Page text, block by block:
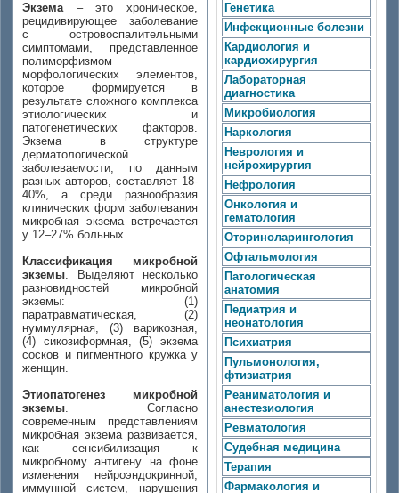
Экзема– это хроническое,
рецидивирующее заболевание
с островоспалительными
симптомами, представленное
полиморфизмом
морфологических элементов,
которое формируется в
результате сложного комплекса
этиологических и
патогенетических факторов.
Экзема в структуре
дерматологической
заболеваемости, по данным
разных авторов, составляет 18-
40%, а среди разнообразия
клинических форм заболевания
микробная экзема встречается
у 12–27% больных.
Классификация микробной
экземы. Выделяют несколько
разновидностей микробной
экземы: (1)
паратравматическая, (2)
нуммулярная, (3) варикозная,
(4) сикозиформная,(5) экзема
сосков и пигментного кружка у
женщин.
Этиопатогенез микробной
экземы. Согласно
современным представлениям
микробная экзема развивается,
как сенсибилизация к
микробному антигену на фоне
изменения нейроэндокринной,
иммунной систем, нарушения
Генетика
Инфекционные болезни
Кардиология и
кардиохирургия
Лабораторная
диагностика
Микробиология
Наркология
Неврология и
нейрохирургия
Нефрология
Онкология и
гематология
Оториноларингология
Офтальмология
Патологическая
анатомия
Педиатрия и
неонатология
Психиатрия
Пульмонология,
фтизиатрия
Реаниматология и
анестезиология
Ревматология
Судебная медицина
Терапия
Фармакология и